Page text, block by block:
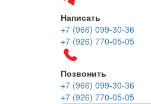
Написать
+7 (966) 099-30-36
+7 (926) 770-05-05
Позвонить
+7 (966) 099-30-36
+7 (926) 770-05-05